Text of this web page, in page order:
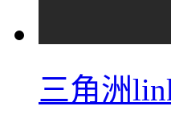
三角洲